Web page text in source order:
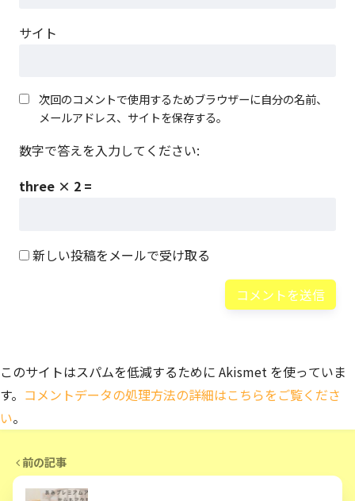
サイト
次回のコメントで使用するためブラウザーに自分の名前、
メールアドレス、サイトを保存する。
数字で答えを入力してください:
three × 2 =
新しい投稿をメールで受け取る
このサイトはスパムを低減するために Akismet を使っていま
す。 コメントデータの処理方法の詳細はこちらをご覧くださ
い。
前の記事